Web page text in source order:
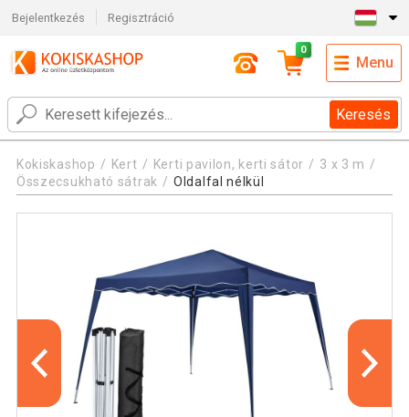
Bejelentkezés Regisztráció
Keresés
0
Menu
Kokiskashop Kert Kerti pavilon, kerti sátor
3 x 3 m
Összecsukható sátrak
Oldalfal nélkül